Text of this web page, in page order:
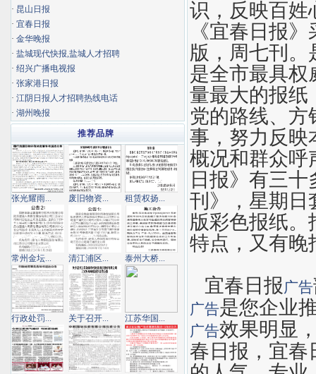
识，反映百姓
《宜春日报
版，周七刊。
是全市最具权
量最大的报纸
党的路线、方
事，努力反映
概况和群众呼
日报》有三
刊》，星期日
版彩色报纸。
特点，又有晚
宜春日报广告
广告是您企业
广告效果明显
春日报，宜春
· 昆山日报
· 宜春日报
· 金华晚报
· 盐城现代快报,盐城人才招聘
· 绍兴广播电视报
· 张家港日报
· 江阴日报人才招聘热线电话
· 湖州晚报
推荐品牌
张光耀雨... 废旧物资... 租赁权扬...
常州金坛... 清江浦区... 泰州大桥...
行政处罚... 关于召开... 江苏华国...